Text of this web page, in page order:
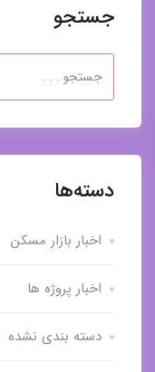
جستجو
دسته‌ها
اخبار بازار مسکن
اخبار پروژه ها
دسته بندی نشده